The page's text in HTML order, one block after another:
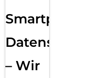
Smartphone
Datensicherung
– Wir